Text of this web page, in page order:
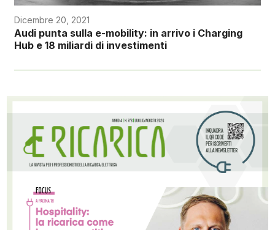
Dicembre 20, 2021
Audi punta sulla e-mobility: in arrivo i Charging
Hub e 18 miliardi di investimenti